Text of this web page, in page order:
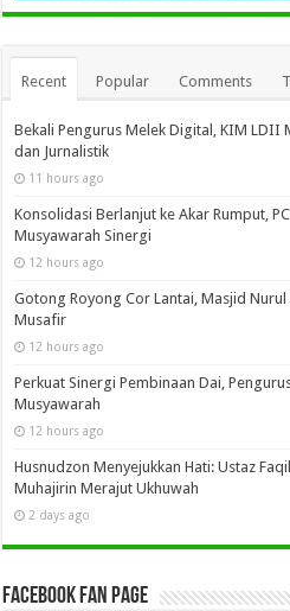
Recent Popular Comments
Bekali Pengurus Melek Digital, KIM LDII
dan Jurnalistik
11 hours ago
Konsolidasi Berlanjut ke Akar Rumput,
Musyawarah Sinergi
12 hours ago
Gotong Royong Cor Lantai, Masjid Nurul
Musafir
12 hours ago
Perkuat Sinergi Pembinaan Dai,
Musyawarah
12 hours ago
Husnudzon Menyejukkan Hati: Ustaz
Muhajirin Merajut Ukhuwah
2 days ago
Facebook Fan Page